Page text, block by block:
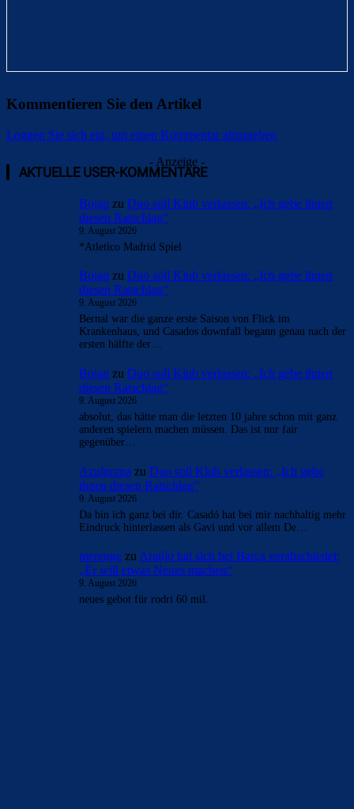
Kommentieren Sie den Artikel
Loggen Sie sich ein, um einen Kommentar abzugeben
- Anzeige -
AKTUELLE USER-KOMMENTARE
Bojan zu Duo soll Klub verlassen: „Ich gebe ihnen
diesen Ratschlag“
9. August 2026
*Atletico Madrid Spiel
Bojan zu Duo soll Klub verlassen: „Ich gebe ihnen
diesen Ratschlag“
9. August 2026
Bernal war die ganze erste Saison von Flick im
Krankenhaus, und Casados downfall begann genau nach der
ersten hälfte der…
Bojan zu Duo soll Klub verlassen: „Ich gebe ihnen
diesen Ratschlag“
9. August 2026
absolut, das hätte man die letzten 10 jahre schon mit ganz
anderen spielern machen müssen. Das ist nur fair
gegenüber…
Azulgrana zu Duo soll Klub verlassen: „Ich gebe
ihnen diesen Ratschlag“
9. August 2026
Da bin ich ganz bei dir. Casadó hat bei mir nachhaltig mehr
Eindruck hinterlassen als Gavi und vor allem De…
merenge zu Araújo hat sich bei Barça verabschiedet:
„Er will etwas Neues machen“
9. August 2026
neues gebot für rodri 60 mil.